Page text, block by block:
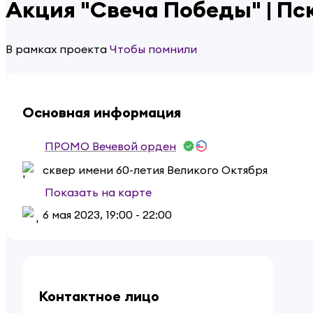
Акция "Свеча Победы" |
В рамках проекта Чтобы помнили
Основная информация
ПРОМО Вечевой орден
сквер имени 60-летия Великого Октября
Показать на карте
6 мая 2023, 19:00 - 22:00
Контактное лицо